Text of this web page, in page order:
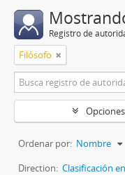
Registro de
Filósofo
Ordenar por: Nombre
Direction: Clasificación